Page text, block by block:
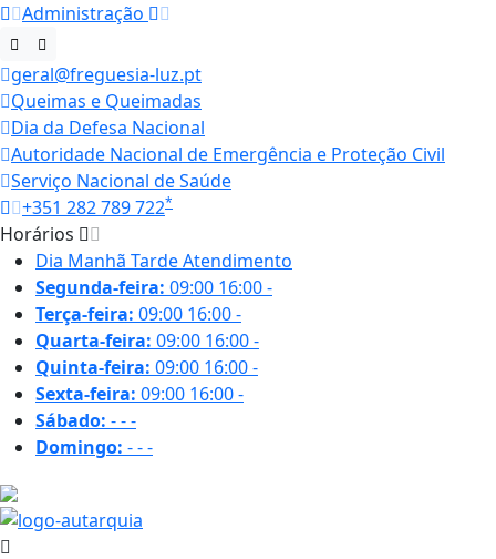
Administração
geral@freguesia-luz.pt
Queimas e Queimadas
Dia da Defesa Nacional
Autoridade Nacional de Emergência e Proteção Civil
Serviço Nacional de Saúde
+351 282 789 722*
Horários
Dia Manhã TardeAtendimento
Segunda-feira: 09:00 16:00-
Terça-feira: 09:00 16:00-
Quarta-feira: 09:00 16:00-
Quinta-feira: 09:00 16:00-
Sexta-feira: 09:00 16:00-
Sábado: ---
Domingo: ---